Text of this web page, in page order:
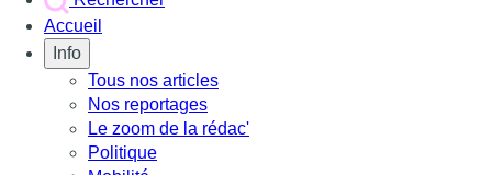
Accueil
Info
Tous nos articles
Nos reportages
Le zoom de la rédac'
Politique